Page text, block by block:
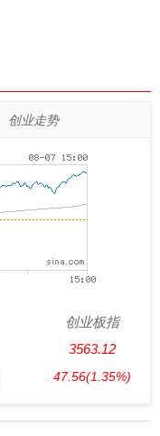
创业走势
创业板指
3563.12
47.56(1.35%)